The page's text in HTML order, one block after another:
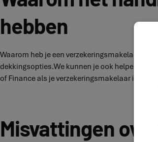
hebben
Waarom heb je een verzekeringsmakelaar
dekkingsopties.We kunnen je ook helpen bij
of Finance als je verzekeringsmakelaar in
Misvattingen